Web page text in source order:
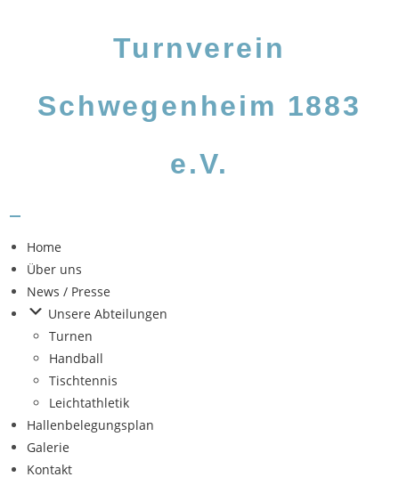
Turnverein
Schwegenheim 1883
e.V.
Home
Über uns
News / Presse
Unsere Abteilungen
Turnen
Handball
Tischtennis
Leichtathletik
Hallenbelegungsplan
Galerie
Kontakt